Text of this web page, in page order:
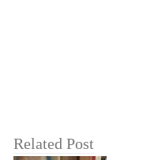
Related Post